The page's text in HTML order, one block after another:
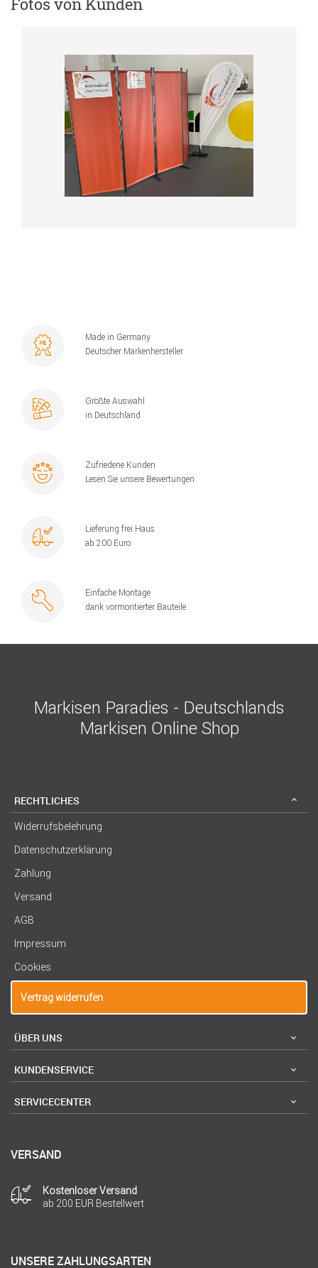
Fotos von Kunden
Made in Germany
Deutscher Markenhersteller
Größte Auswahl
in Deutschland
Zufriedene Kunden
Lesen Sie unsere Bewertungen
Lieferung frei Haus
ab 200 Euro
Einfache Montage
dank vormontierter Bauteile
Markisen Paradies - Deutschlands
Markisen Online Shop
RECHTLICHES
Widerrufsbelehrung
Datenschutzerklärung
Zahlung
Versand
AGB
Impressum
Cookies
Vertrag widerrufen
ÜBER UNS
KUNDENSERVICE
SERVICECENTER
VERSAND
Kostenloser Versand
ab 200 EUR Bestellwert
UNSERE ZAHLUNGSARTEN